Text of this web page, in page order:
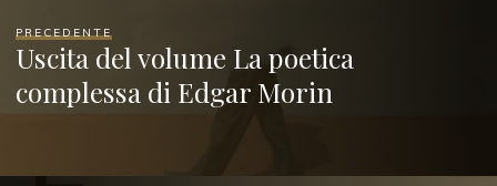
PRECEDENTE
Uscita del volume La poetica
complessa di Edgar Morin